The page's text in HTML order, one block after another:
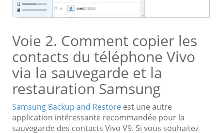
Voie 2. Comment copier les
contacts du téléphone Vivo
via la sauvegarde et la
restauration Samsung
Samsung Backup and Restore est une autre
application intéressante recommandée pour la
sauvegarde des contacts Vivo V9. Si vous souhaitez